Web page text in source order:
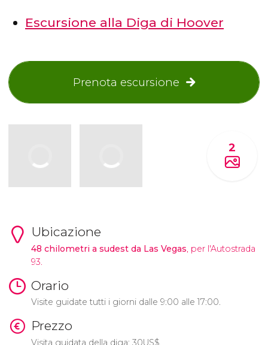
Escursione alla Diga di Hoover
Prenota escursione
2
Ubicazione
48 chilometri a sudest da Las Vegas , per l'Autostrada
93.
Orario
Visite guidate tutti i giorni dalle 9:00 alle 17:00.
Prezzo
Visita guidata della diga: 30US$